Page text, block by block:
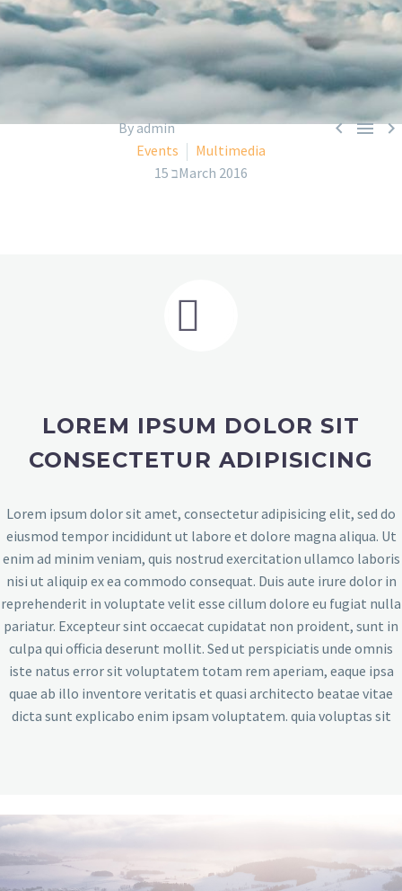
  
By admin
Events
Multimedia
15 בMarch 2016


LOREM IPSUM DOLOR SIT
CONSECTETUR ADIPISICING
Lorem ipsum dolor sit amet, consectetur adipisicing elit, sed do
eiusmod tempor incididunt ut labore et dolore magna aliqua. Ut
enim ad minim veniam, quis nostrud exercitation ullamco laboris
nisi ut aliquip ex ea commodo consequat. Duis aute irure dolor in
reprehenderit in voluptate velit esse cillum dolore eu fugiat nulla
pariatur. Excepteur sint occaecat cupidatat non proident, sunt in
culpa qui officia deserunt mollit. Sed ut perspiciatis unde omnis
iste natus error sit voluptatem totam rem aperiam, eaque ipsa
quae ab illo inventore veritatis et quasi architecto beatae vitae
dicta sunt explicabo enim ipsam voluptatem. quia voluptas sit